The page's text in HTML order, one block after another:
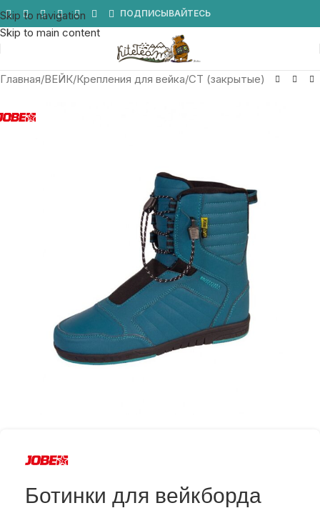
Skip to navigation
Skip to main content
ПОДПИСЫВАЙТЕСЬ
Главная/ВЕЙК/Крепления для вейка/CT (закрытые)
Ботинки для вейкборда